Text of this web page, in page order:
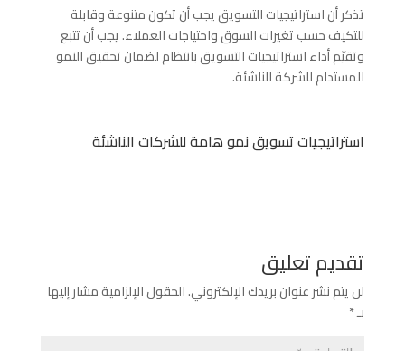
تذكر أن استراتيجيات التسويق يجب أن تكون متنوعة وقابلة
للتكيف حسب تغيرات السوق واحتياجات العملاء. يجب أن تتبع
وتقيّم أداء استراتيجيات التسويق بانتظام لضمان تحقيق النمو
المستدام للشركة الناشئة.
استراتيجيات تسويق نمو هامة للشركات الناشئة
تقديم تعليق
لن يتم نشر عنوان بريدك الإلكتروني.الحقول الإلزامية مشار إليها
بـ*